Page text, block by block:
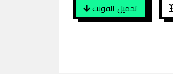
تحميل الفونت